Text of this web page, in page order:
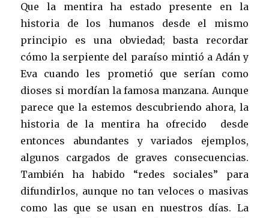
Que la mentira ha estado presente en la
historia de los humanos desde el mismo
principio es una obviedad; basta recordar
cómo la serpiente del paraíso mintió a Adán y
Eva cuando les prometió que serían como
dioses si mordían la famosa manzana. Aunque
parece que la estemos descubriendo ahora, la
historia de la mentira ha ofrecido desde
entonces abundantes y variados ejemplos,
algunos cargados de graves consecuencias.
También ha habido “redes sociales” para
difundirlos, aunque no tan veloces o masivas
como las que se usan en nuestros días. La